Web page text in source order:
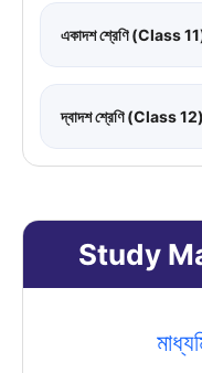
একাদশ শ্রেণি (Class
দ্বাদশ শ্রেণি (Class 12)
Study